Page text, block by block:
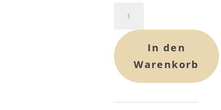
Propolis
Rohware
100
g
Menge
In den
Warenkorb